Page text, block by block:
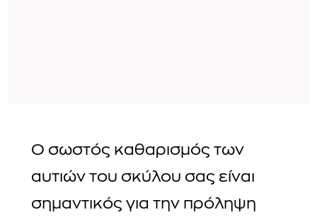
Ο σωστός καθαρισμός των
αυτιών του σκύλου σας είναι
σημαντικός για την πρόληψη